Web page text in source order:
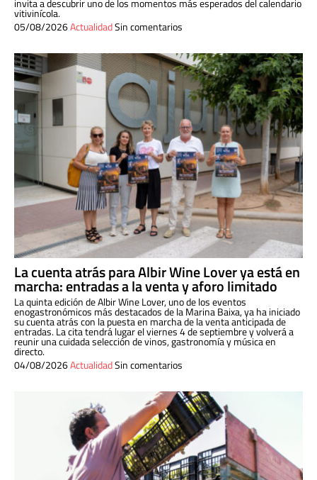
invita a descubrir uno de los momentos más esperados del calendario
vitivinícola.
05/08/2026ActualidadSin comentarios
La cuenta atrás para Albir Wine Lover ya está en
marcha: entradas a la venta y aforo limitado
La quinta edición de Albir Wine Lover, uno de los eventos
enogastronómicos más destacados de la Marina Baixa, ya ha iniciado
su cuenta atrás con la puesta en marcha de la venta anticipada de
entradas. La cita tendrá lugar el viernes 4 de septiembre y volverá a
reunir una cuidada selección de vinos, gastronomía y música en
directo.
04/08/2026ActualidadSin comentarios